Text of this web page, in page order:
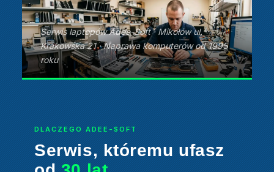
Serwis laptopów Adee-Soft · Mikołów ul.
Krakowska 21 · Naprawa komputerów od 1995
roku
DLACZEGO ADEE-SOFT
Serwis, któremu ufasz